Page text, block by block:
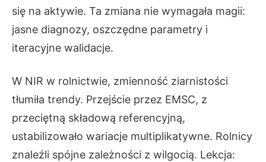
się na aktywie. Ta zmiana nie wymagała magii:
jasne diagnozy, oszczędne parametry i
iteracyjne walidacje.
W NIR w rolnictwie, zmienność ziarnistości
tłumiła trendy. Przejście przez EMSC, z
przeciętną składową referencyjną,
ustabilizowało wariacje multiplikatywne. Rolnicy
znaleźli spójne zależności z wilgocią. Lekcja: